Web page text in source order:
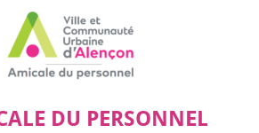
DU PERSONNEL